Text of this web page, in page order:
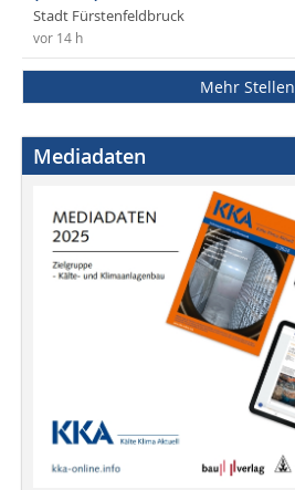
Stadt Fürstenfeldbruck
vor 14 h
Mehr Stellen
Mediadaten